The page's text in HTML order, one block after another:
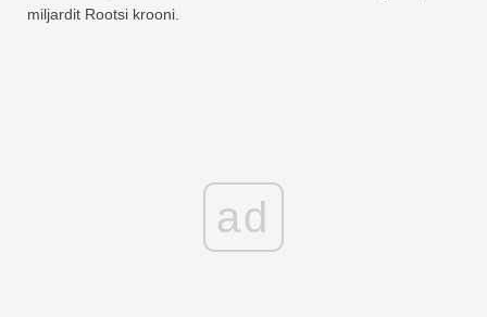
miljardit Rootsi krooni.
ad